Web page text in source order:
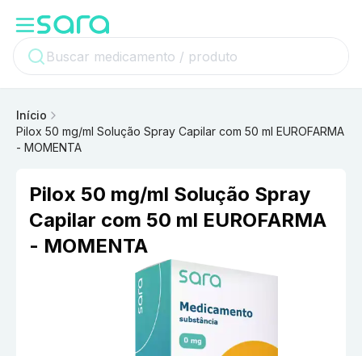
Início
Pilox 50 mg/ml Solução Spray Capilar com 50 ml EUROFARMA
- MOMENTA
Pilox 50 mg/ml Solução Spray
Capilar com 50 ml EUROFARMA
- MOMENTA